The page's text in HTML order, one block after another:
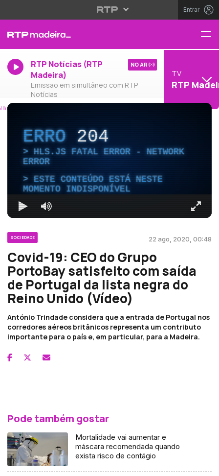
Entrar
RTP Notícias (RTP
Madeira)
Emissão em simultâneo com RTP
Notícias
NO AR
TV
RTP
ERRO204
HLS.JS FATAL ERROR - NETWORK
ERROR
ESTE CONTEÚDO ESTÁ NESTE
MOMENTO INDISPONÍVEL
SOCIEDADE 22 ago, 2020, 00:48
Covid-19: CEO do Grupo
PortoBay satisfeito com saída
de Portugal da lista negra do
Reino Unido (Vídeo)
António Trindade considera que a entrada de Portugal nos
corredores aéreos britânicos representa um contributo
importante para o país e, em particular, para a Madeira.
Pode também gostar
Mortalidade vai aumentar e
máscara recomendada quando
exista risco de contágio